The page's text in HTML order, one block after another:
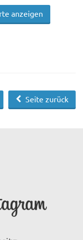
anzeigen
Seite zurück